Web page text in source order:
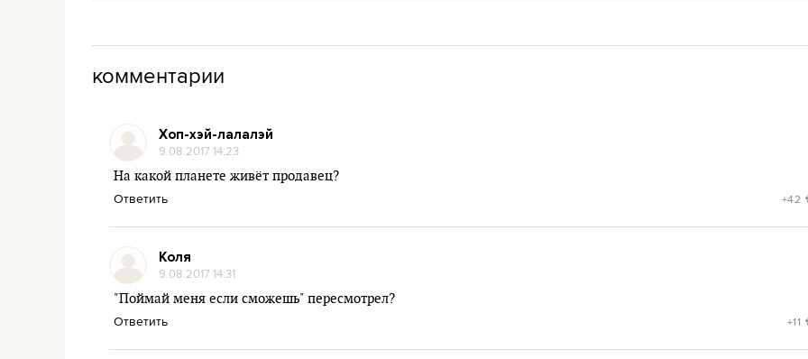
комментарии
Хоп-хэй-лалалэй
9.08.2017 14:23
На какой планете живёт продавец?
Ответить +42
Коля
9.08.2017 14:31
"Поймай меня если сможешь" пересмотрел?
Ответить +11